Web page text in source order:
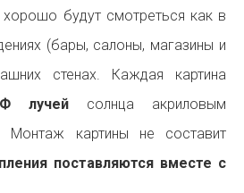
хорошо будут смотреться как в
(бары, салоны, магазины и
стенах. Каждая картина
лучей солнца акриловым
Монтаж картины не составит
поставляются вместе с